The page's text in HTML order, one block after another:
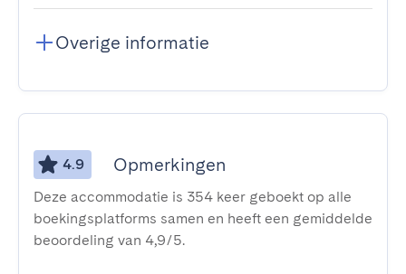
Overige informatie
4.9 Opmerkingen
Deze accommodatie is 354 keer geboekt op alle
boekingsplatforms samen en heeft een gemiddelde
beoordeling van 4,9/5.